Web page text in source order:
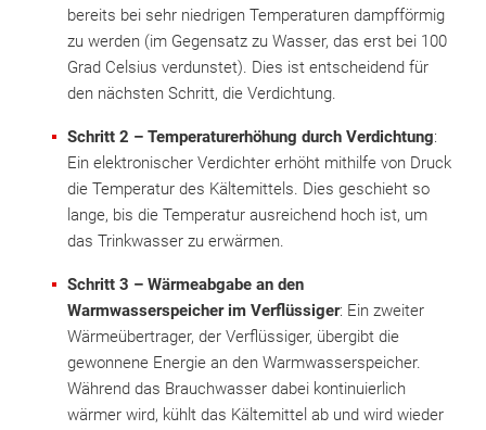
bereits bei sehr niedrigen Temperaturen dampfförmig
zu werden (im Gegensatz zu Wasser, das erst bei 100
Grad Celsius verdunstet). Dies ist entscheidend für
den nächsten Schritt, die Verdichtung.
Schritt 2 – Temperaturerhöhung durch Verdichtung:
Ein elektronischer Verdichter erhöht mithilfe von Druck
die Temperatur des Kältemittels. Dies geschieht so
lange, bis die Temperatur ausreichend hoch ist, um
das Trinkwasser zu erwärmen.
Schritt 3 – Wärmeabgabe an den
Warmwasserspeicher im Verflüssiger: Ein zweiter
Wärmeübertrager, der Verflüssiger, übergibt die
gewonnene Energie an den Warmwasserspeicher.
Während das Brauchwasser dabei kontinuierlich
wärmer wird, kühlt das Kältemittel ab und wird wieder